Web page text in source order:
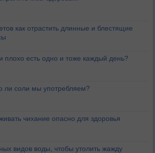
как отрастить длинные и блестящие
плохо есть одно и тоже каждый день?
ли соли мы употребляем?
чихание опасно для здоровья
видов воды, чтобы утолить жажду